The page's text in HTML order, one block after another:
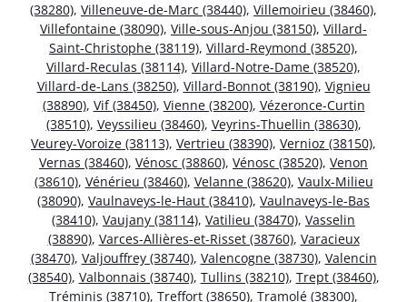
(38280), Villeneuve-de-Marc (38440), Villemoirieu (38460),
Villefontaine (38090), Ville-sous-Anjou (38150), Villard-
Saint-Christophe (38119), Villard-Reymond (38520),
Villard-Reculas (38114), Villard-Notre-Dame (38520),
Villard-de-Lans (38250), Villard-Bonnot (38190), Vignieu
(38890), Vif (38450), Vienne (38200), Vézeronce-Curtin
(38510), Veyssilieu (38460), Veyrins-Thuellin (38630),
Veurey-Voroize (38113), Vertrieu (38390), Vernioz (38150),
Vernas (38460), Vénosc (38860), Vénosc (38520), Venon
(38610), Vénérieu (38460), Velanne (38620), Vaulx-Milieu
(38090), Vaulnaveys-le-Haut (38410), Vaulnaveys-le-Bas
(38410), Vaujany (38114), Vatilieu (38470), Vasselin
(38890), Varces-Allières-et-Risset (38760), Varacieux
(38470), Valjouffrey (38740), Valencogne (38730), Valencin
(38540), Valbonnais (38740), Tullins (38210), Trept (38460),
Tréminis (38710), Treffort (38650), Tramolé (38300),